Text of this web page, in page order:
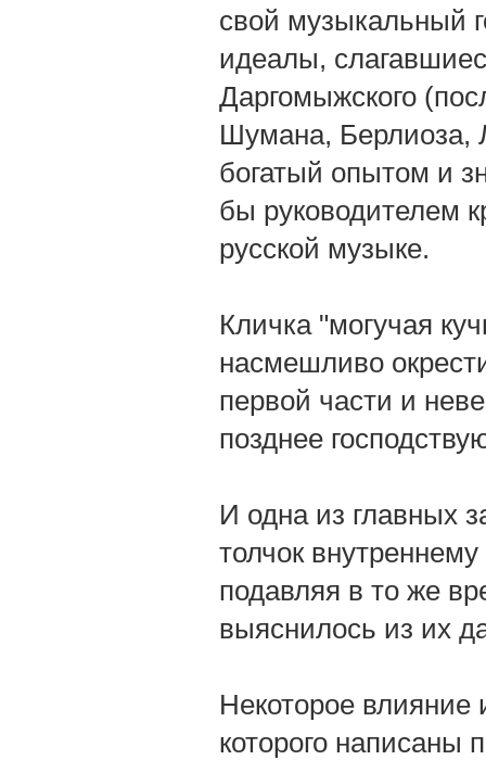
свой музыкальный
идеалы,
Даргомыжского
Шумана, Берлиоза,
богатый опытом и
бы руководителем
русской музыке.
Кличка "могучая
насмешливо
первой части и
позднее
И одна из главных
толчок
подавляя в то же
выяснилось из их
Некоторое влияние
которого